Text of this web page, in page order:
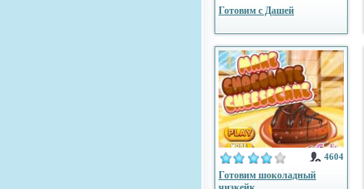
Готовим с Дашей
4604
Готовим шоколадный